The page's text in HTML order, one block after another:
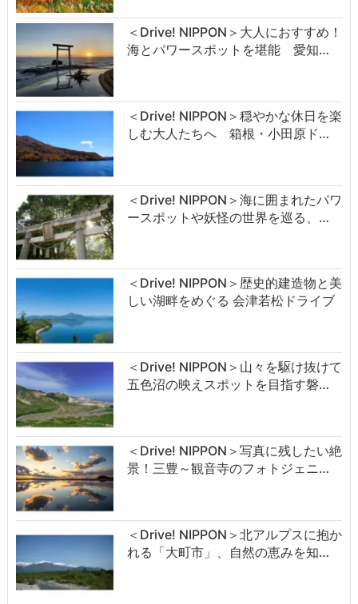
＜Drive! NIPPON＞大人におすすめ！
海とパワースポットを堪能 愛知…
＜Drive! NIPPON＞穏やかな休日を楽
しむ大人たちへ 箱根・小田原ド…
＜Drive! NIPPON＞海に囲まれたパワ
ースポットや妖怪の世界を巡る、…
＜Drive! NIPPON＞歴史的建造物と美
しい湖畔をめぐる 会津若松ドライブ
＜Drive! NIPPON＞山々を駆け抜けて
五色沼の映えスポットを目指す磐…
＜Drive! NIPPON＞写真に残したい絶
景！三豊～観音寺のフォトジェニ…
＜Drive! NIPPON＞北アルプスに抱か
れる「大町市」、自然の恵みを知…